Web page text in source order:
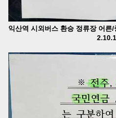
익산역 시외버스 환승 정류장 어